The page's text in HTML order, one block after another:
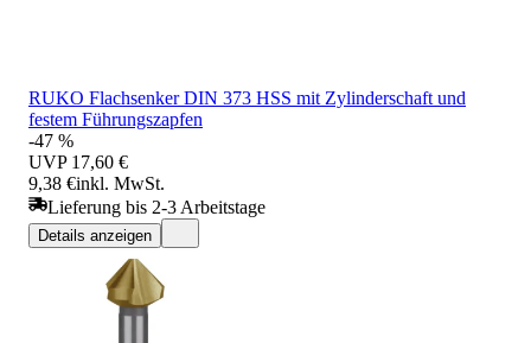
RUKO Flachsenker DIN 373 HSS mit Zylinderschaft und
festem Führungszapfen
-47 %
UVP 17,60 €
9,38 €inkl. MwSt.
Lieferung bis 2-3 Arbeitstage
Details anzeigen